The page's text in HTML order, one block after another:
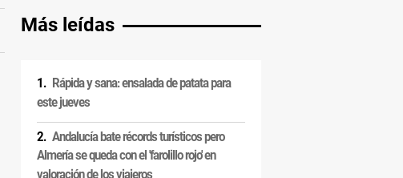
Más leídas
Rápida y sana: ensalada de patata para
este jueves
Andalucía bate récords turísticos pero
Almería se queda con el 'farolillo rojo' en
valoración de los viajeros